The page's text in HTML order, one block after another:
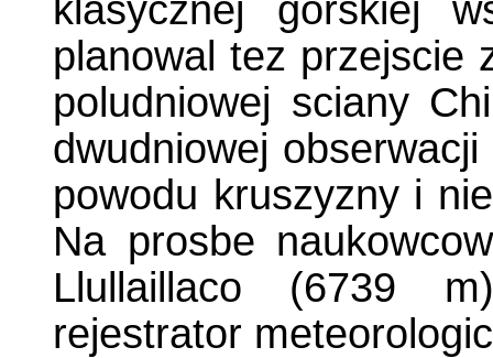
klasycznej gorskiej
planowal tez przejscie
poludniowej sciany
dwudniowej
powodu kruszyzny i
Na prosbe
Llullaillaco (6739
rejestrator